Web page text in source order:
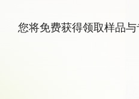
您将免费获得领取样品